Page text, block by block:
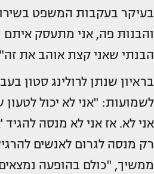
והבנות פה, אני מתעסק איתם
הבנתי שאני קצת אוהב את
בראיון שנתן לרולינג סטון
לשמועות: "אני לא יכול לטעון
אני לא. אז אני לא מנסה להגיד
רק מנסה לגרום לאנשים
ממשיך, "כולם בהופעה